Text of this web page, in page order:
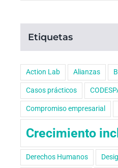
Etiquetas
Action Lab Alianzas
Casos prácticos
Compromiso empresarial
Crecimiento
Derechos Humanos